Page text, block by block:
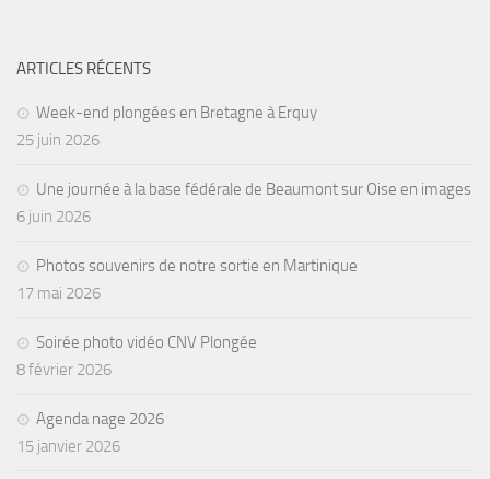
Les Palmes du Lac
MATERIEL
Occasions
ARTICLES RÉCENTS
Week-end plongées en Bretagne à Erquy
25 juin 2026
Une journée à la base fédérale de Beaumont sur Oise en images
6 juin 2026
Photos souvenirs de notre sortie en Martinique
17 mai 2026
Soirée photo vidéo CNV Plongée
8 février 2026
Agenda nage 2026
15 janvier 2026